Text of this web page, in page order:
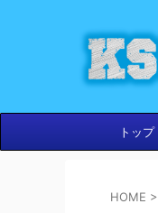
トップ
HOME >